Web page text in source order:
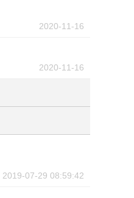
2020-11-16
2020-11-16
2019-07-29 08:59:42